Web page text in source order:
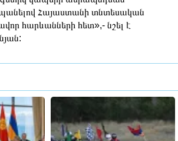
Հայաստանի տնտեսական
հարևանների հետ»,- նշել է